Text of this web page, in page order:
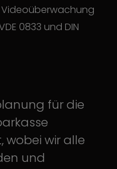
0833 und DIN
für die
wobei wir alle
und